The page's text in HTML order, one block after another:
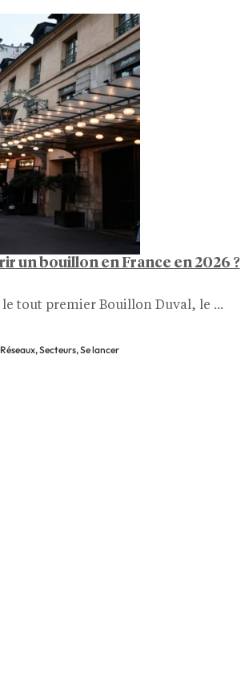
un bouillon en France en 2026 ?
le tout premier Bouillon Duval, le ...
Secteurs, Se lancer